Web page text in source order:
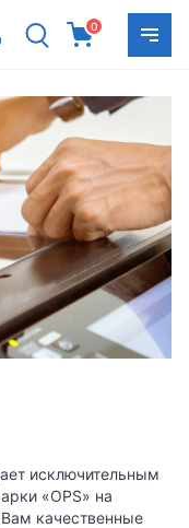
0
исключительным
«OPS» на
качественные